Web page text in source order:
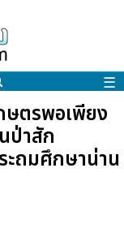
☰
ษตรพอเพียง
ป่าสัก
ะถมศึกษาน่าน